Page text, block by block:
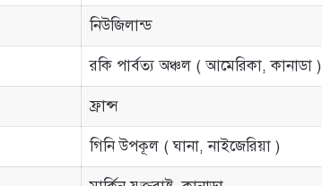
নিউজিলান্ড
রকি পার্বত্য অঞ্চল ( আমেরিকা, কানাডা )
ফ্রান্স
গিনি উপকূল ( ঘানা, নাইজেরিয়া )